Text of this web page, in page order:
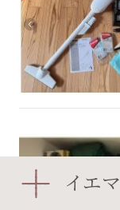
イエ